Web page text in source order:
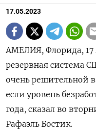
17.05.2023
АМЕЛИЯ, Флорида, 17
резервная система
очень решительной
если уровень
года, сказал во
Рафаэль Бостик.